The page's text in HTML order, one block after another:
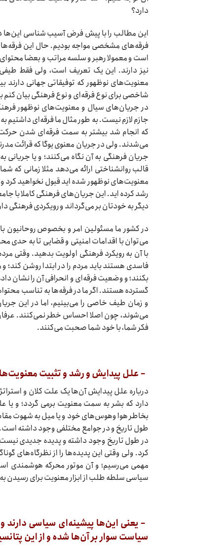
دارد؟
این مطالب را با پیش فرض آسیب شناسی این‌ها
فرقه‌های مشخصی مواجه بودیم. حال این فرقه‌ها
است و معمولا رهبر و سلسه مراتب و بعضا
نیز دارند. این یک تعریف است، ولی فقط
معنویت‌های نوظهور که توفیقاتی جهانی دارند
شاخصی برای نوع فرقه‌ای و نوع فرهنگی بیان
در جریان‌های سیال و معنویت‌های نوظهور
جازم لازم نیست. به طور مثال ما فرقه‌ای
که انجام شد بیشتر به سمت فرقه‌ای شدن
می‌شدند. ولی در جریان معنوی یوگا که قرائت
جریان فرهنگی به آن نگاه می‌کنند؛ و یا
قالب روانشناختی ارائه می‌دهد مثلا زمانی که
معنویت‌های نوظهور شده اید قبول نخواهید کرد
رشد کرده اید. این جریان‌های فرهنگی کاملا با
دیگر به خودتان بر می‌گرداند و رویکردی فرهنگی
در کشور ما مسئولین امر و بخصوص روحانیون
می‌توان با اقدامات امنیتی و قضایی تا به حدی
با آن به رویکرد فرهنگی اولویت بدهید. وقتی
فاسدی هستند باید مردم را در ابتدا روشن
بکنند؛ و وضعیت فرقه‌ای و انحرافی آن را نشان
گسترده هستند. اگر ما در فرقه‌ها به تناسب
و زمان طیف خاصی را می‌بینیم، اما در این
می‌شوند، چون اصلا احساس خطر نمی‌کنند.
فکر شما، با خود شما صحبت می‌کنند.
– علل پیدایش و رشد و تثبیت
درباره علل پیدایش آن‌ها یک علت کلان و
دارد که بشر به سمت معنویت برمی گردد؛ و
بخاطر هوا وهوس‌های خود و یا میل به شهوت
طول تاریخ و در جوامع مختلفی وجود داشته
در طول تاریخ وجود داشته و پدیده جدیدی
کرد. ولی وقتی این پدیده‌ها را از نظرگاه‌های
مهمی می‌رسیم؛ و آن موتور محرکه هوشمندی
سیاسی سلطه طلب از ابزار معنویت برای رسیدن
– یعنی این‌ها پیشینه‌ای سیاسی دارند
سیاست سوار بر آن‌ها شده و از این